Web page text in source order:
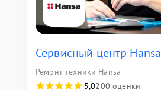
Сервисный центр Hansa
Ремонт техники Hansa
5,0200 оценки